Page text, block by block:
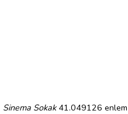
Sinema Sokak41.049126